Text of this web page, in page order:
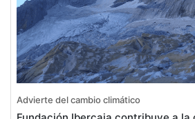
Advierte del cambio climático